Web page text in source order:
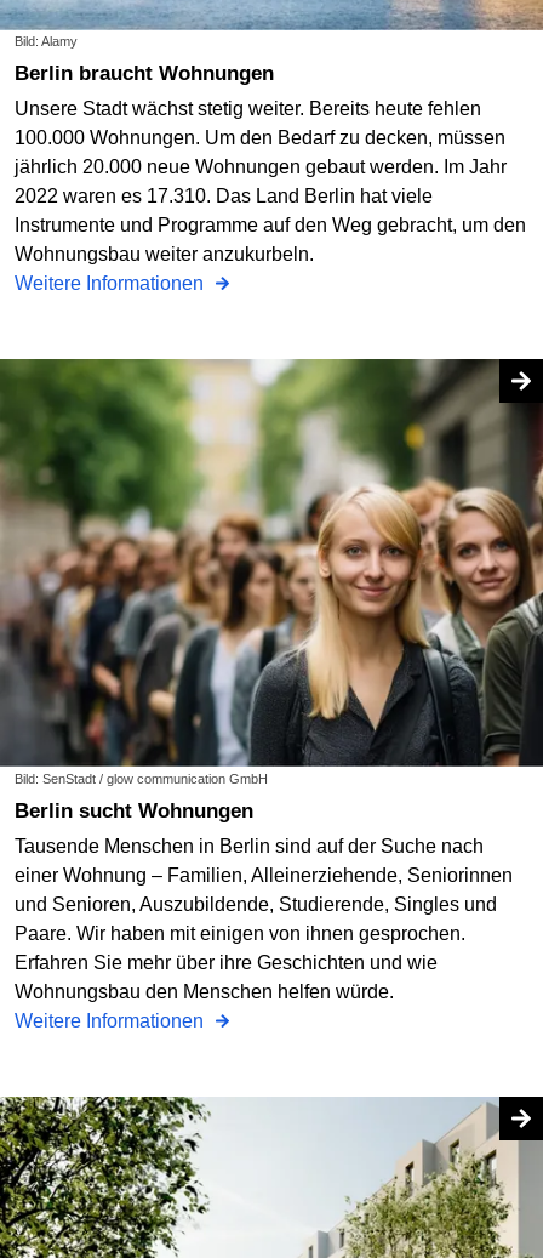
Bild: Alamy
Berlin braucht Wohnungen
Unsere Stadt wächst stetig weiter. Bereits heute fehlen
100.000 Wohnungen. Um den Bedarf zu decken, müssen
jährlich 20.000 neue Wohnungen gebaut werden. Im Jahr
2022 waren es 17.310. Das Land Berlin hat viele
Instrumente und Programme auf den Weg gebracht, um den
Wohnungsbau weiter anzukurbeln.
Weitere Informationen
Bild: SenStadt / glow communication GmbH
Berlin sucht Wohnungen
Tausende Menschen in Berlin sind auf der Suche nach
einer Wohnung – Familien, Alleinerziehende, Seniorinnen
und Senioren, Auszubildende, Studierende, Singles und
Paare. Wir haben mit einigen von ihnen gesprochen.
Erfahren Sie mehr über ihre Geschichten und wie
Wohnungsbau den Menschen helfen würde.
Weitere Informationen